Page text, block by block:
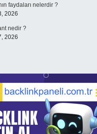
faydaları nelerdir ?
2026
nedir ?
2026